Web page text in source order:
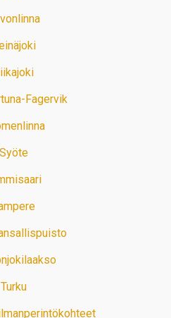
Fagervik
Syöte
Turku